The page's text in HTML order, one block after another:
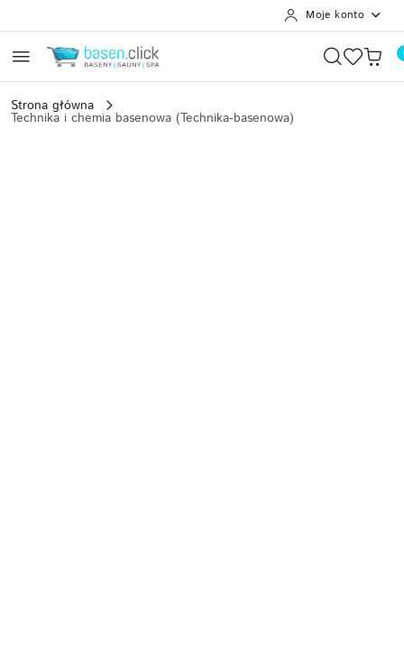
Moje konto
Strona główna
Technika i chemia basenowa (Technika-basenowa)